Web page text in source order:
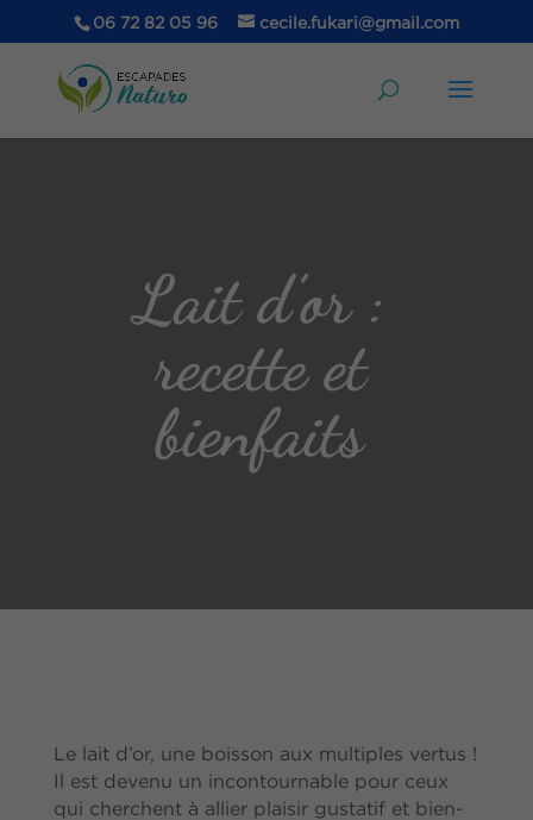
06 72 82 05 96 cecile.fukari@gmail.com
Lait d’or :
recette et
bienfaits
Le lait d’or, une boisson aux multiples vertus !
Il est devenu un incontournable pour ceux
qui cherchent à allier plaisir gustatif et bien-